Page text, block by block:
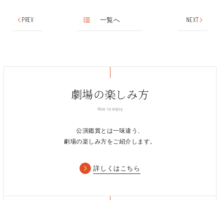
PREV 一覧へ NEXT
劇場の楽しみ方
How to enjoy
公演鑑賞とは一味違う、
劇場の楽しみ方をご紹介します。
詳しくはこちら